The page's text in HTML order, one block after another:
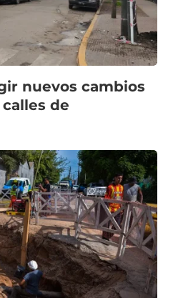
nuevos cambios
de